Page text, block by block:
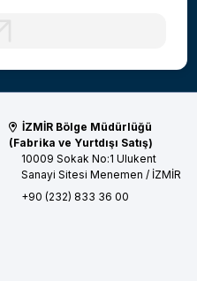
İZMİR Bölge Müdürlüğü
(Fabrika ve Yurtdışı Satış)
10009 Sokak No:1 Ulukent
Sanayi Sitesi Menemen / İZMİR
+90 (232) 833 36 00